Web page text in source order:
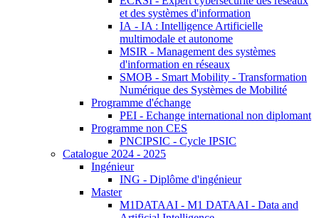
et des systèmes d'information
IA - IA : Intelligence Artificielle
multimodale et autonome
MSIR - Management des systèmes
d'information en réseaux
SMOB - Smart Mobility - Transformation
Numérique des Systèmes de Mobilité
Programme d'échange
PEI - Echange international non diplomant
Programme non CES
PNCIPSIC - Cycle IPSIC
Catalogue 2024 - 2025
Ingénieur
ING - Diplôme d'ingénieur
Master
M1DATAAI - M1 DATAAI - Data and